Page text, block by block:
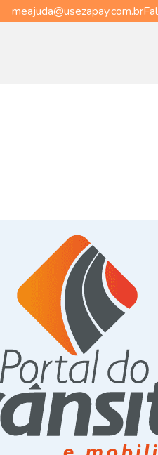
meajuda@usezapay.com.br